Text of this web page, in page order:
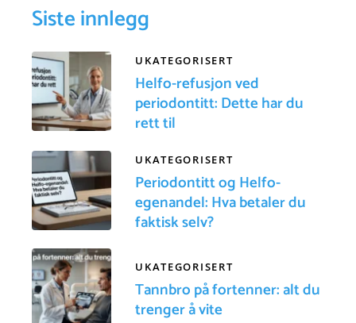
Siste innlegg
UKATEGORISERT
Helfo-refusjon ved
periodontitt: Dette har du
rett til
UKATEGORISERT
Periodontitt og Helfo-
egenandel: Hva betaler du
faktisk selv?
UKATEGORISERT
Tannbro på fortenner: alt du
trenger å vite